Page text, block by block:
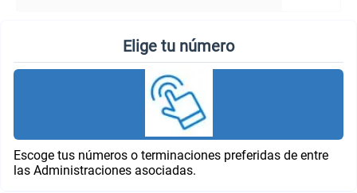
Elige tu número
Escoge tus números o terminaciones preferidas de entre
las Administraciones asociadas.